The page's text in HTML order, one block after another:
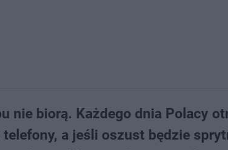
nie biorą. Każdego dnia Polacy
a jeśli oszust będzie